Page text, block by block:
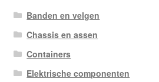
Banden en velgen
Chassis en assen
Containers
Elektrische componenten